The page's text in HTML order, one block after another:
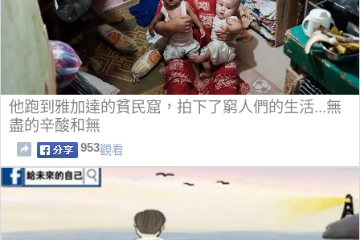
他跑到雅加達的貧民窟，拍下了窮人們的生活...無
盡的辛酸和無
953觀看